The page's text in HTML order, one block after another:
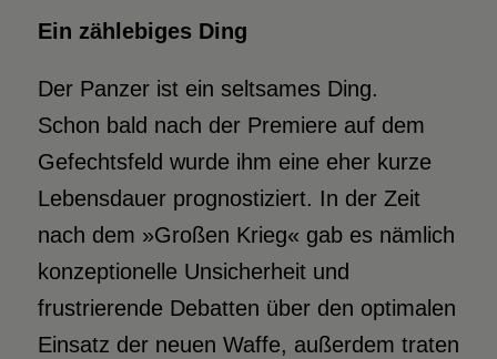
Ein zählebiges Ding
Der Panzer ist ein seltsames Ding.
Schon bald nach der Premiere auf dem
Gefechtsfeld wurde ihm eine eher kurze
Lebensdauer prognostiziert. In der Zeit
nach dem »Großen Krieg« gab es nämlich
konzeptionelle Unsicherheit und
frustrierende Debatten über den optimalen
Einsatz der neuen Waffe, außerdem traten